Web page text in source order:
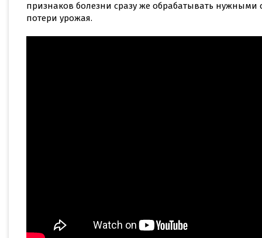
признаков болезни сразу же обрабатывать нужными
потери урожая.